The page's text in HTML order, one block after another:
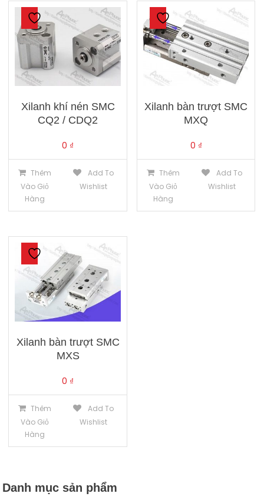
Xilanh khí nén SMC
CQ2 / CDQ2
0 ₫
Thêm
Vào Giỏ
Hàng
Add To
Wishlist
Xilanh bàn trượt SMC
MXQ
0 ₫
Thêm
Vào Giỏ
Hàng
Add To
Wishlist
Xilanh bàn trượt SMC
MXS
0 ₫
Thêm
Vào Giỏ
Hàng
Add To
Wishlist
Danh mục sản phẩm